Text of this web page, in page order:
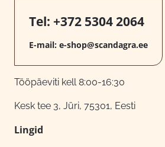
Tel: +372 5304 2064
E-mail: e-shop@scandagra.ee
Tööpäeviti kell 8:00-16:30
Kesk tee 3, Jüri, 75301, Eesti
Lingid